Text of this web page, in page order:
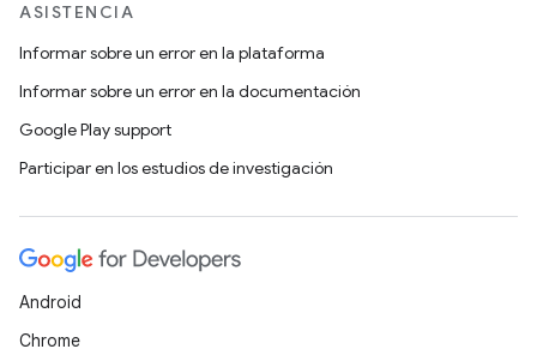
ASISTENCIA
Informar sobre un error en la plataforma
Informar sobre un error en la documentación
Google Play support
Participar en los estudios de investigación
Android
Chrome